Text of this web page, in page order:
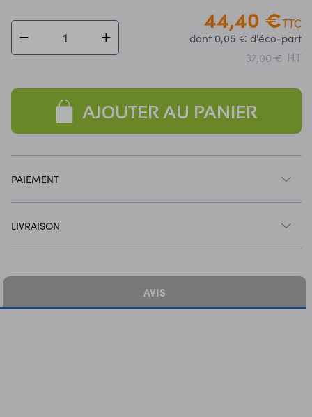
44,40 €TTC
dont 0,05 € d'éco-part
37,00 € HT
AJOUTER AU PANIER
PAIEMENT
LIVRAISON
AVIS